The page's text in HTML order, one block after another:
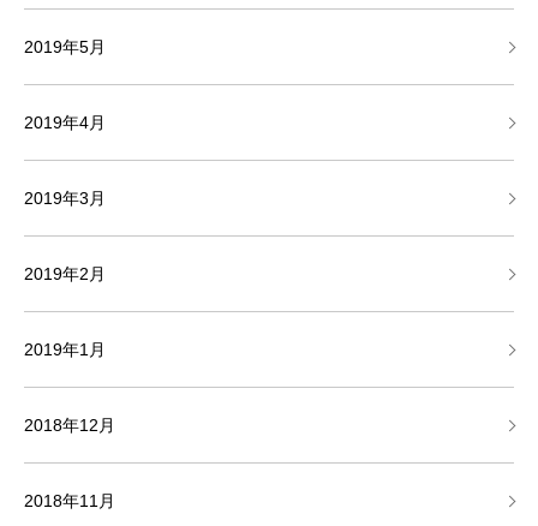
2019年5月
2019年4月
2019年3月
2019年2月
2019年1月
2018年12月
2018年11月